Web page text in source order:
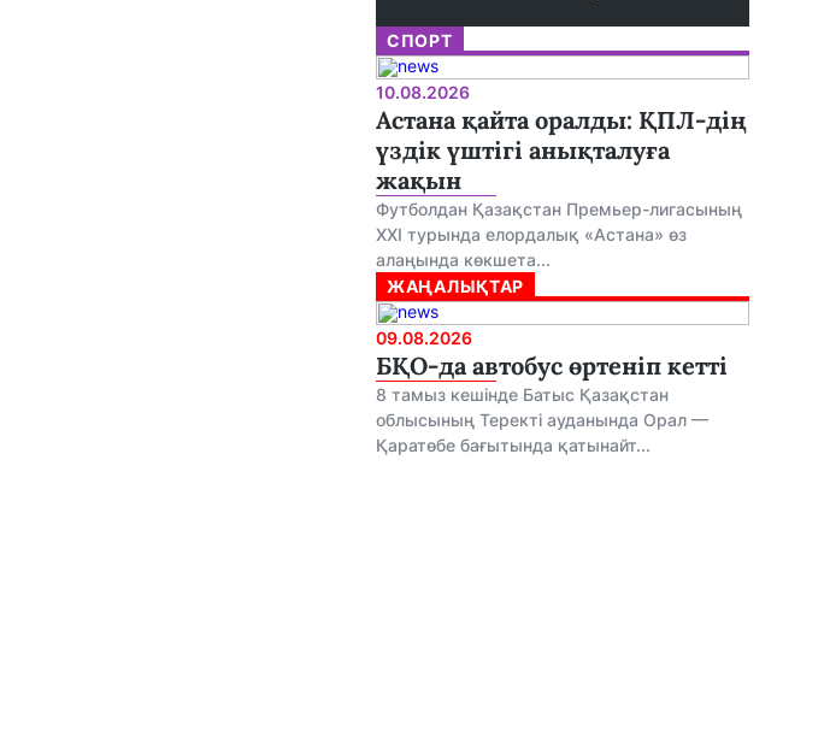
СПОРТ
10.08.2026
Астана қайта оралды: ҚПЛ-дің
үздік үштігі анықталуға
жақын
Футболдан Қазақстан Премьер-лигасының
ХХІ турында елордалық «Астана» өз
алаңында көкшета...
ЖАҢАЛЫҚТАР
09.08.2026
БҚО-да автобус өртеніп кетті
8 тамыз кешінде Батыс Қазақстан
облысының Теректі ауданында Орал —
Қаратөбе бағытында қатынайт...